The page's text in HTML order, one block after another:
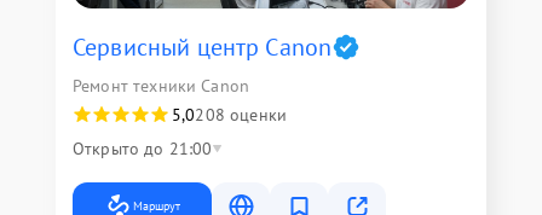
Сервисный центр Canon
Ремонт техники Canon
5,0208 оценки
Открыто до 21:00
Маршрут